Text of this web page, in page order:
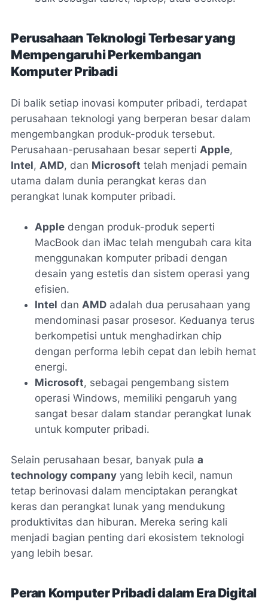
Perusahaan Teknologi Terbesar yang
Mempengaruhi Perkembangan
Komputer Pribadi
Di balik setiap inovasi komputer pribadi, terdapat
perusahaan teknologi yang berperan besar dalam
mengembangkan produk-produk tersebut.
Perusahaan-perusahaan besar seperti Apple,
Intel, AMD, dan Microsoft telah menjadi pemain
utama dalam dunia perangkat keras dan
perangkat lunak komputer pribadi.
Apple dengan produk-produk seperti
MacBook dan iMac telah mengubah cara kita
menggunakan komputer pribadi dengan
desain yang estetis dan sistem operasi yang
efisien.
Intel dan AMD adalah dua perusahaan yang
mendominasi pasar prosesor. Keduanya terus
berkompetisi untuk menghadirkan chip
dengan performa lebih cepat dan lebih hemat
energi.
Microsoft, sebagai pengembang sistem
operasi Windows, memiliki pengaruh yang
sangat besar dalam standar perangkat lunak
untuk komputer pribadi.
Selain perusahaan besar, banyak pula a
technology company yang lebih kecil, namun
tetap berinovasi dalam menciptakan perangkat
keras dan perangkat lunak yang mendukung
produktivitas dan hiburan. Mereka sering kali
menjadi bagian penting dari ekosistem teknologi
yang lebih besar.
Peran Komputer Pribadi dalam Era Digital